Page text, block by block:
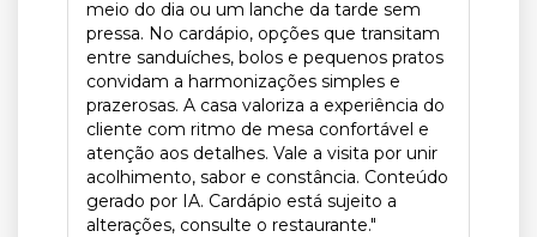
meio do dia ou um lanche da tarde sem
pressa. No cardápio, opções que transitam
entre sanduíches, bolos e pequenos pratos
convidam a harmonizações simples e
prazerosas. A casa valoriza a experiência do
cliente com ritmo de mesa confortável e
atenção aos detalhes. Vale a visita por unir
acolhimento, sabor e constância. Conteúdo
gerado por IA. Cardápio está sujeito a
alterações, consulte o restaurante."